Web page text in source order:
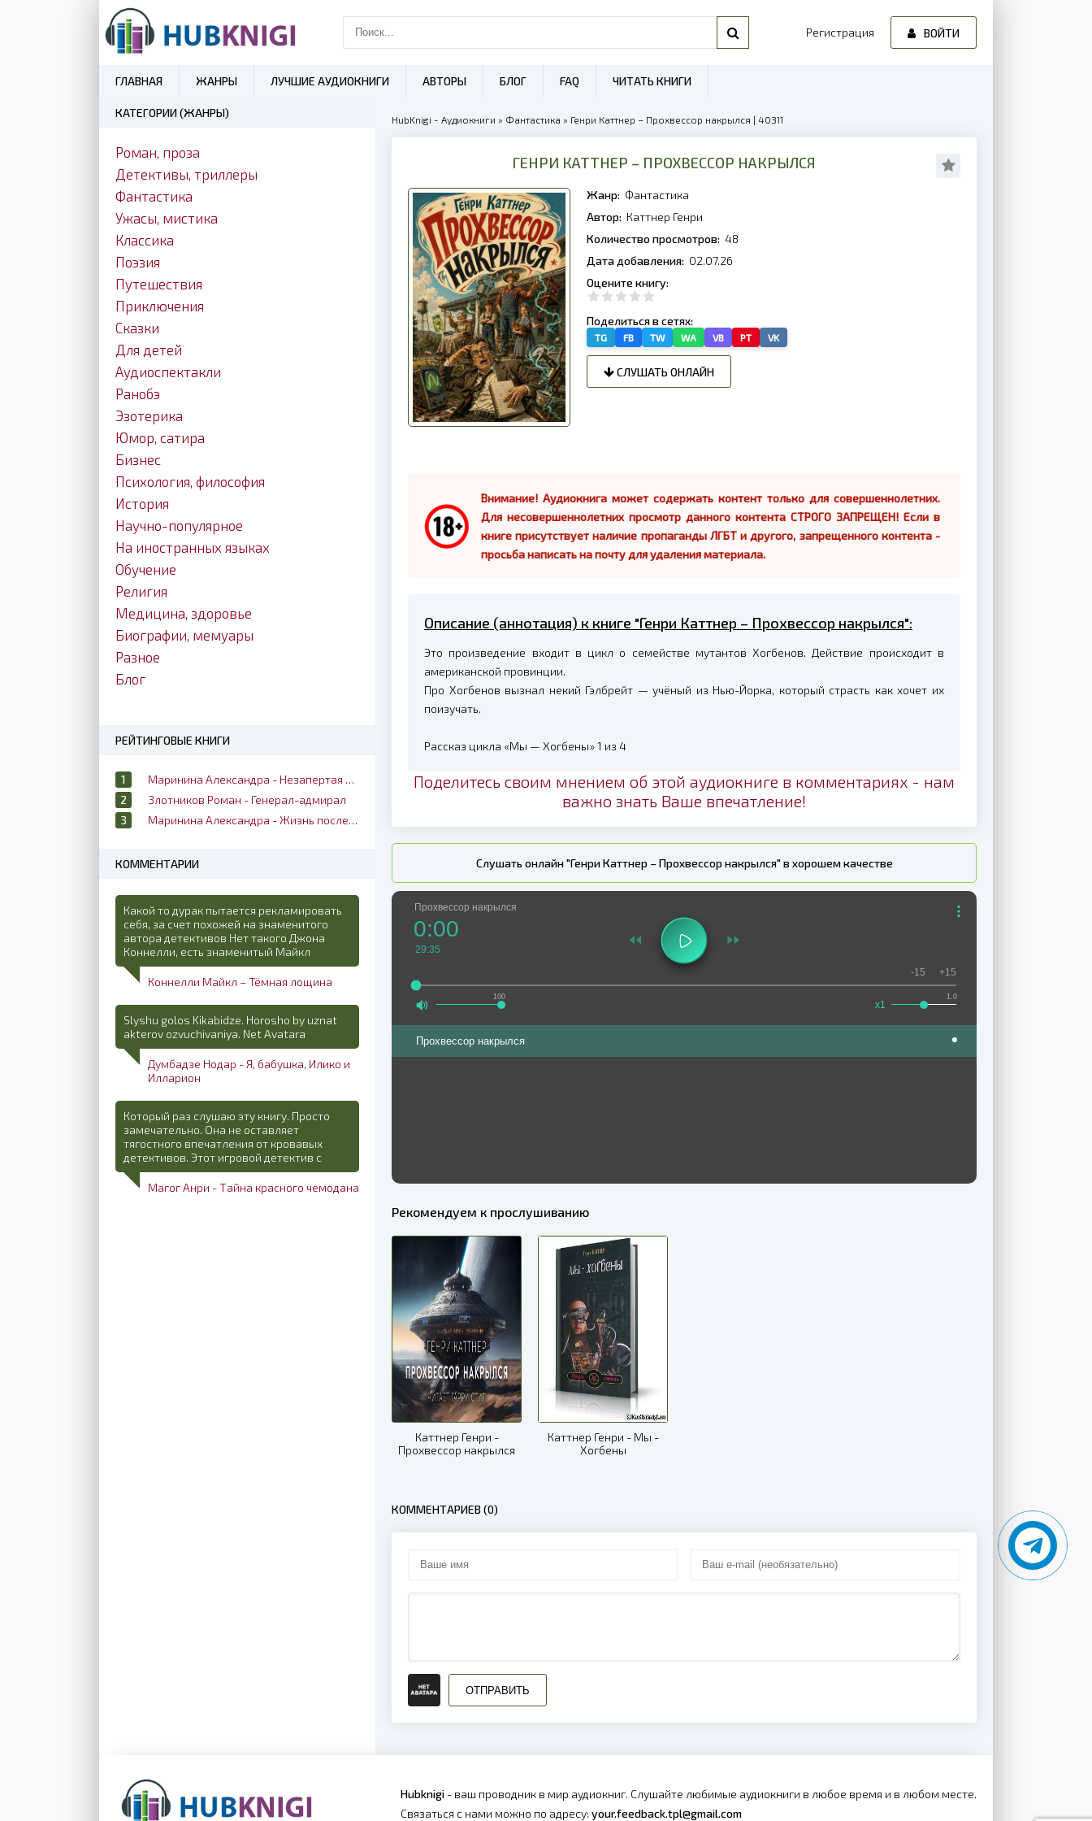
Регистрация ВОЙТИ
ГЛАВНАЯ ЖАНРЫ ЛУЧШИЕ АУДИОКНИГИ АВТОРЫ БЛОГ FAQ ЧИТАТЬ КНИГИ
HubKnigi - Аудиокниги » Фантастика » Генри Каттнер – Прохвессор накрылся | 40311
ГЕНРИ КАТТНЕР – ПРОХВЕССОР НАКРЫЛСЯ
Жанр: Фантастика
Автор: Каттнер Генри
Количество просмотров: 48
Дата добавления: 02.07.26
Оцените книгу:
Поделиться в сетях:
TG FB TW WA VB PT VK
СЛУШАТЬ ОНЛАЙН
Внимание! Аудиокнига может содержать контент только для совершеннолетних.
Для несовершеннолетних просмотр данного контента СТРОГО ЗАПРЕЩЕН! Если в
книге присутствует наличие пропаганды ЛГБТ и другого, запрещенного контента -
просьба написать на почту для удаления материала.
Описание (аннотация) к книге "Генри Каттнер – Прохвессор накрылся":
Это произведение входит в цикл о семействе мутантов Хогбенов. Действие происходит в
американской провинции.
Про Хогбенов вызнал некий Гэлбрейт — учёный из Нью-Йорка, который страсть как хочет их
поизучать.
Рассказ цикла «Мы — Хогбены» 1 из 4
Поделитесь своим мнением об этой аудиокниге в комментариях - нам
важно знать Ваше впечатление!
Слушать онлайн "Генри Каттнер – Прохвессор накрылся" в хорошем качестве
Прохвессор накрылся
100
0:00
29:35
1.0
x1
-15 +15
Прохвессор накрылся
Рекомендуем к прослушиванию
Каттнер Генри -
Прохвессор накрылся
Каттнер Генри - Мы -
Хогбены
КОММЕНТАРИЕВ (0)
ОТПРАВИТЬ
КАТЕГОРИИ (ЖАНРЫ)
Роман, проза
Детективы, триллеры
Фантастика
Ужасы, мистика
Классика
Поэзия
Путешествия
Приключения
Сказки
Для детей
Аудиоспектакли
Ранобэ
Эзотерика
Юмор, сатира
Бизнес
Психология, философия
История
Научно-популярное
На иностранных языках
Обучение
Религия
Медицина, здоровье
Биографии, мемуары
Разное
Блог
РЕЙТИНГОВЫЕ КНИГИ
Маринина Александра - Незапертая дверь
Злотников Роман - Генерал-адмирал
Маринина Александра - Жизнь после жизни
КОММЕНТАРИИ
Какой то дурак пытается рекламировать
себя, за счет похожей на знаменитого
автора детективов Нет такого Джона
Коннелли, есть знаменитый Майкл
Коннелли Майкл – Тёмная лощина
Slyshu golos Kikabidze. Horosho by uznat
akterov ozvuchivaniya. Net Avatara
Думбадзе Нодар - Я, бабушка, Илико и
Илларион
Который раз слушаю эту книгу. Просто
замечательно. Она не оставляет
тягостного впечатления от кровавых
детективов. Этот игровой детектив с
Магог Анри - Тайна красного чемодана
Hubknigi - ваш проводник в мир аудиокниг. Слушайте любимые аудиокниги в любое время и в любом месте.
Связаться с нами можно по адресу: your.feedback.tpl@gmail.com